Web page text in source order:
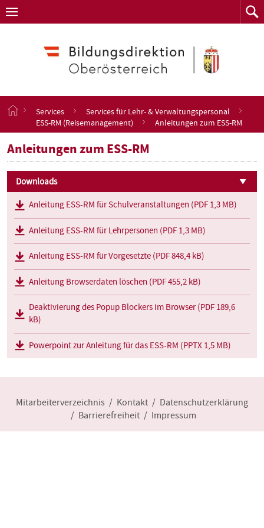
Zum
Inhalt
Navigation
Navigation
aufklappen
Zum
S
a
t
e
i
t
e
Services
Services für Lehr- & Verwaltungspersonal
ESS-RM (Reisemanagement)
Anleitungen zum ESS-RM
Anleitungen zum ESS-RM
Downloads
Anleitung ESS-RM für Schulveranstaltungen (PDF 1,3 MB)
Anleitung ESS-RM für Lehrpersonen (PDF 1,3 MB)
Anleitung ESS-RM für Vorgesetzte (PDF 848,4 kB)
Anleitung Browserdaten löschen (PDF 455,2 kB)
Deaktivierung des Popup Blockers im Browser (PDF 189,6
kB)
Powerpoint zur Anleitung für das ESS-RM (PPTX 1,5 MB)
Mitarbeiterverzeichnis Kontakt
Datenschutzerklärung
Barrierefreiheit
Impressum